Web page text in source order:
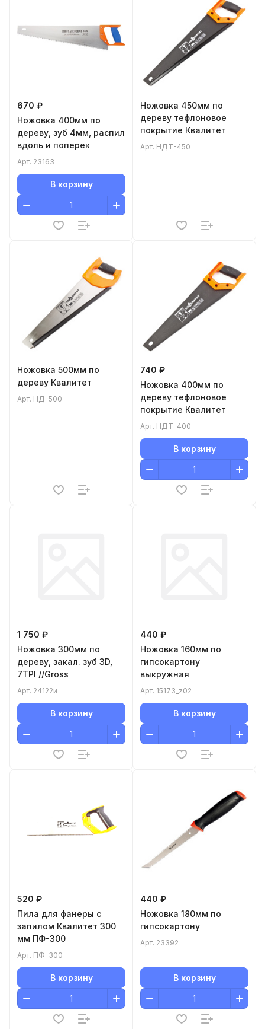
670 ₽
Ножовка 400мм по
дереву, зуб 4мм, распил
вдоль и поперек
Арт. 23163
В корзину
Ножовка 450мм по
дереву тефлоновое
покрытие Квалитет
Арт. НДТ-450
Ножовка 500мм по
дереву Квалитет
Арт. НД-500
740 ₽
Ножовка 400мм по
дереву тефлоновое
покрытие Квалитет
Арт. НДТ-400
В корзину
1 750 ₽
Ножовка 300мм по
дереву, закал. зуб 3D,
7TPI //Gross
Арт. 24122и
В корзину
440 ₽
Ножовка 160мм по
гипсокартону
выкружная
Арт. 15173_z02
В корзину
520 ₽
Пила для фанеры с
запилом Квалитет 300
мм ПФ-300
Арт. ПФ-300
В корзину
440 ₽
Ножовка 180мм по
гипсокартону
Арт. 23392
В корзину